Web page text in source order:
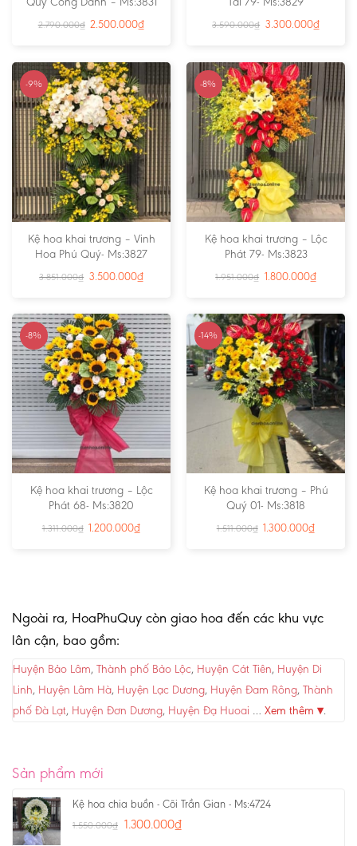
2.790.000₫ 2.500.000₫ 3.590.000₫ 3.300.000₫
-9%
Kệ hoa khai trương – Vinh
Hoa Phú Quý- Ms:3827
3.851.000₫ 3.500.000₫
-8%
Kệ hoa khai trương – Lộc
Phát 79- Ms:3823
1.951.000₫ 1.800.000₫
-8%
Kệ hoa khai trương – Lộc
Phát 68- Ms:3820
1.311.000₫ 1.200.000₫
-14%
Kệ hoa khai trương – Phú
Quý 01- Ms:3818
1.511.000₫ 1.300.000₫
Ngoài ra, HoaPhuQuy còn giao hoa đến các khu vực
lân cận, bao gồm:
Huyện Bảo Lâm, Thành phố Bảo Lộc, Huyện Cát Tiên, Huyện Di
Linh, Huyện Lâm Hà, Huyện Lạc Dương, Huyện Đam Rông, Thành
phố Đà Lạt, Huyện Đơn Dương, Huyện Đạ Huoai … Xem thêm ▾.
Sản phẩm mới
Kệ hoa chia buồn - Cõi Trần Gian - Ms:4724
1.550.000₫ 1.300.000₫